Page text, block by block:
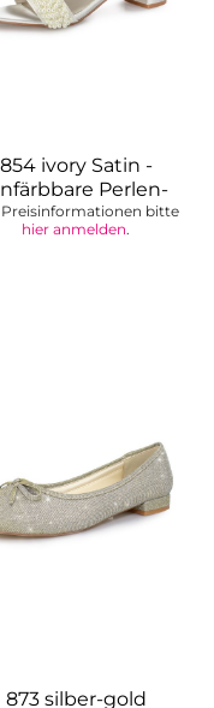
854 ivory Satin -
Perlen-
Sandalette
Preisinformationen bitte
hier anmelden.
873 silber-gold